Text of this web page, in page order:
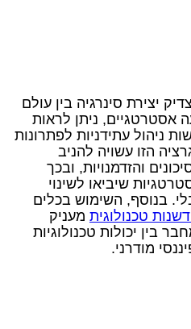
יצירת סינרגיה בין עולם
אסטרטגיים, ניתן לראות
ניהול עתידניות לפתרונות
הזו עשויה להניב
והזדמנויות, ובכך
שיביאו לשינוי
בנוסף, השימוש בכלים
טכנולוגית מעניק
בין יכולות טכנולוגיות
מודרני.